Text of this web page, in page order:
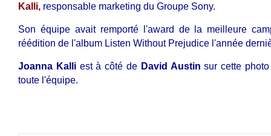
Kalli, responsable marketing du Groupe Sony.
Son équipe avait remporté l'award de la meilleure
réédition de l'album Listen Without Prejudice l'année
Joanna Kalliest à côté de David Austin sur cette
toute l'équipe.